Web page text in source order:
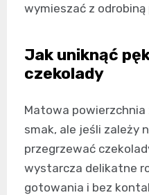
wymieszać z
Jak uniknąć
czekolady
Matowa powierzchnia
smak, ale jeśli zależy
przegrzewać
wystarcza delikatne
gotowania i bez